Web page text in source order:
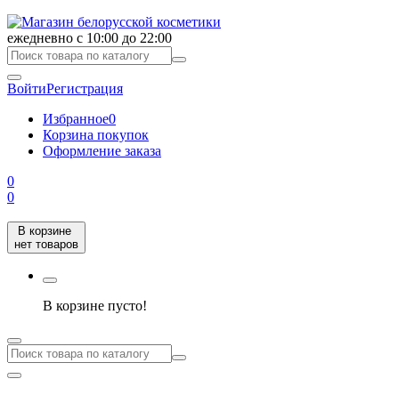
ежедневно с 10:00 до 22:00
ВойтиРегистрация
Избранное0
Корзина покупок
Оформление заказа
0
0
В корзине
нет товаров
В корзине пусто!